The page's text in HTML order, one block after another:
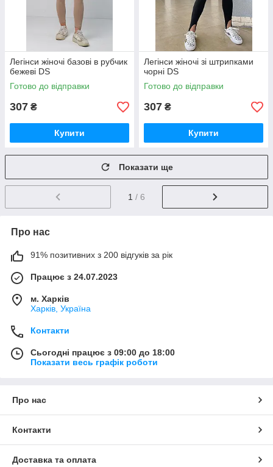
Легінси жіночі базові в рубчик
бежеві DS
Готово до відправки
307 ₴
Купити
Легінси жіночі зі штрипками
чорні DS
Готово до відправки
307 ₴
Купити
Показати ще
1 / 6
Про нас
91% позитивних з 200 відгуків за рік
Працює з 24.07.2023
м. Харків
Харків, Україна
Контакти
Сьогодні працює з 09:00 до 18:00
Показати весь графік роботи
Про нас
Контакти
Доставка та оплата